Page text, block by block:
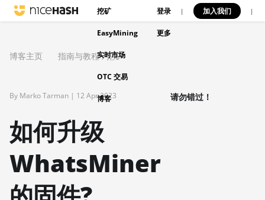
挖矿
EasyMining
实时市场
OTC 交易
博客
登录 | 加入我们 |
更多
博客主页 指南与教程 , 挖矿
By Marko Tarman | 12 Apr 2023
如何升级
WhatsMiner
请勿错过！